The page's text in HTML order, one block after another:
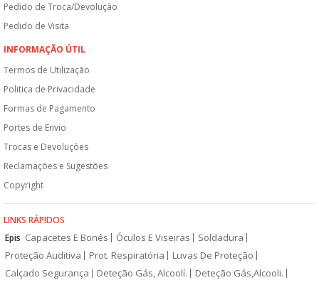
Pedido de Troca/Devolução
Pedido de Visita
INFORMAÇÃO ÚTIL
Termos de Utilização
Politica de Privacidade
Formas de Pagamento
Portes de Envio
Trocas e Devoluções
Reclamações e Sugestões
Copyright
LINKS RÁPIDOS
Epis Capacetes E Bonés Óculos E Viseiras
Soldadura
Proteção Auditiva
Prot. Respiratória
Luvas De Proteção
Calçado Segurança
Deteção Gás, Alcoolí.
Deteção Gás,Alcooli.